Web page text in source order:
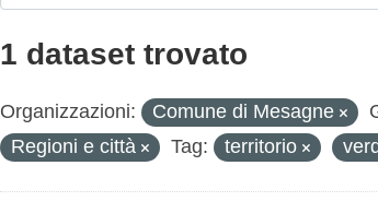
1 dataset trovato
Organizzazioni: Comune di Mesagne
Regioni e città
Tag: territorio